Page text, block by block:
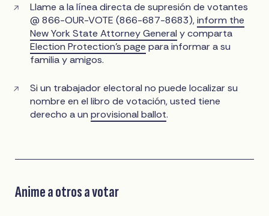
Llame a la línea directa de supresión de votantes
@ 866-OUR-VOTE (866-687-8683),inform the
New York State Attorney Generaly comparta
Election Protection’s page para informar a su
familia y amigos.
Si un trabajador electoral no puede localizar su
nombre en el libro de votación, usted tiene
derecho a unprovisional ballot.
Anime a otros a votar